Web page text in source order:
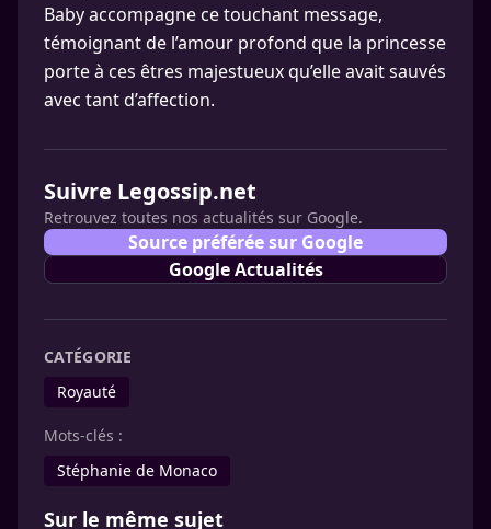
Baby accompagne ce touchant message,
témoignant de l’amour profond que la princesse
porte à ces êtres majestueux qu’elle avait sauvés
avec tant d’affection.
Suivre Legossip.net
Retrouvez toutes nos actualités sur Google.
Source préférée sur Google
Google Actualités
CATÉGORIE
Royauté
Mots-clés :
Stéphanie de Monaco
Sur le même sujet